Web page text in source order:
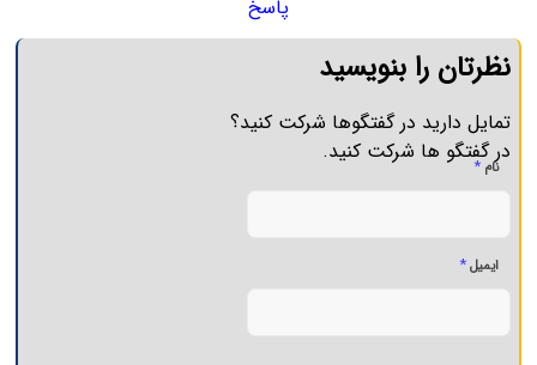
پاسخ
نظرتان را بنویسید
تمایل دارید در گفتگوها شرکت کنید؟
در گفتگو ها شرکت کنید.
نام*
ایمیل*